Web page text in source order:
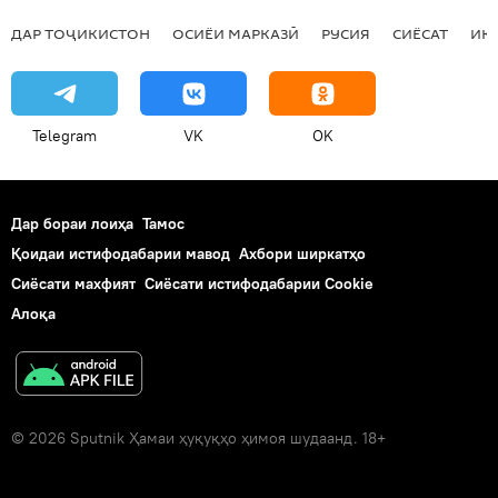
ДАР ТОҶИКИСТОН ОСИЁИ МАРКАЗӢ РУСИЯ СИЁСАТ
Telegram VK OK
Дар бораи лоиҳа Тамос
Қоидаи истифодабарии мавод Ахбори ширкатҳо
Сиёсати махфият Сиёсати истифодабарии Cookie
Алоқа
© 2026 Sputnik Ҳамаи ҳуқуқҳо ҳимоя шудаанд. 18+